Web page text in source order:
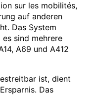
sur les mobilités,
auf anderen
Das System
sind mehrere
A69 und A412
ist, dient
Das